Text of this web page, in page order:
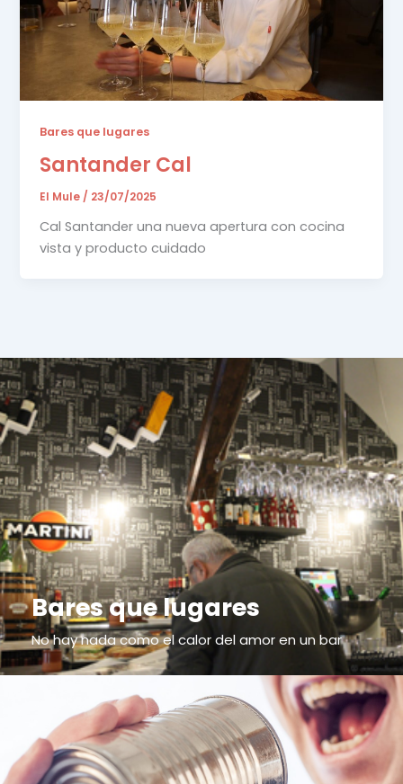
Bares que lugares
Santander Cal
El Mule/ 23/07/2025
Cal Santander una nueva apertura con cocina
vista y producto cuidado
Bares que lugares
No hay nada como el calor del amor en un bar